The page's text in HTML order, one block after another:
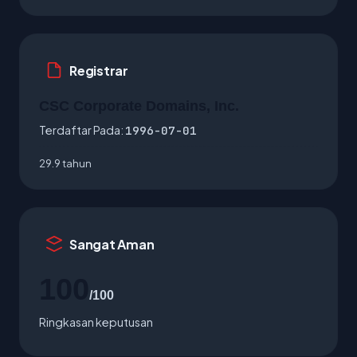
Registrar
Terdaftar Pada: 1996-07-01
29.9 tahun
Sangat Aman
/100
Ringkasan keputusan